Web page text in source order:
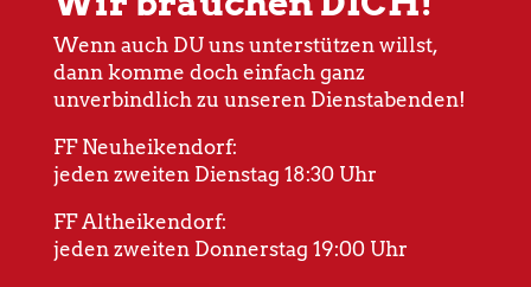
Wenn auch DU uns unterstützen willst,
dann komme doch einfach ganz
unverbindlich zu unseren Dienstabenden!
FF Neuheikendorf:
jeden zweiten Dienstag 18:30 Uhr
FF Altheikendorf:
jeden zweiten Donnerstag 19:00 Uhr